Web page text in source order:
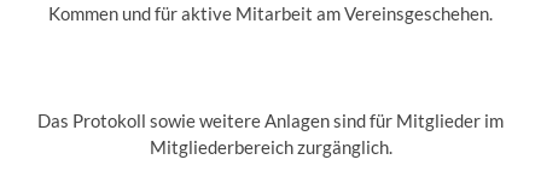
Kommen und für aktive Mitarbeit am Vereinsgeschehen.
Das Protokoll sowie weitere Anlagen sind für Mitglieder im
Mitgliederbereich zurgänglich.